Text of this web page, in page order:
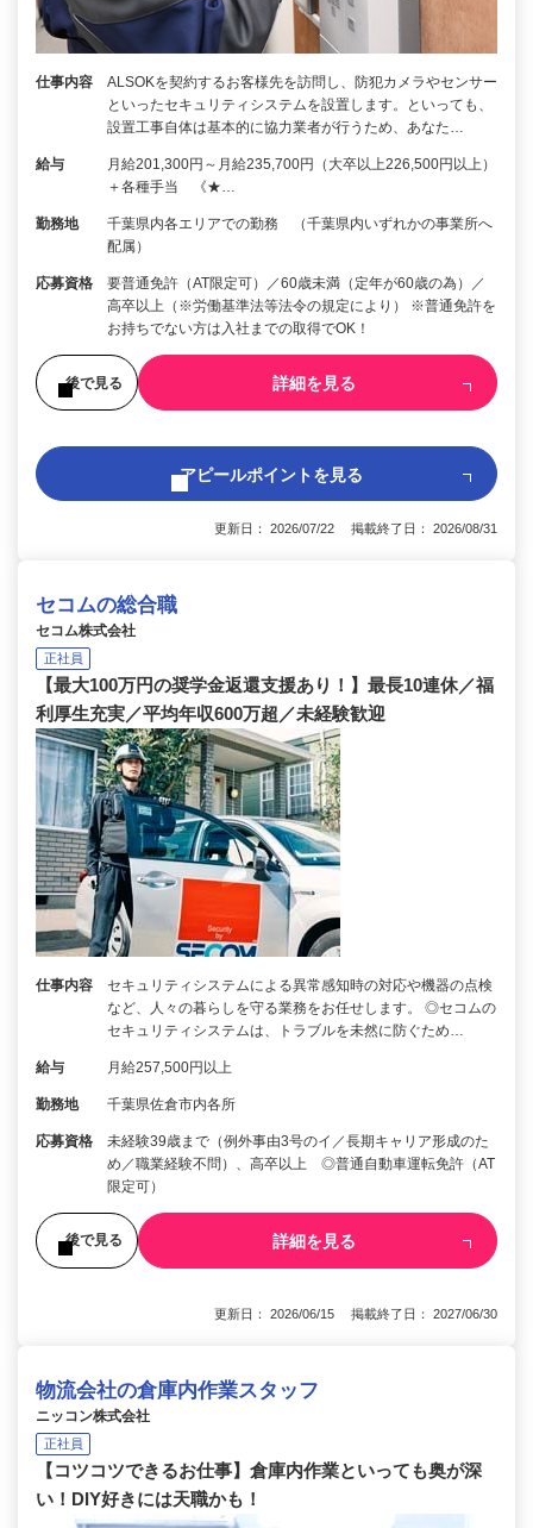
仕事内容
ALSOKを契約するお客様先を訪問し、防犯カメラやセンサー
といったセキュリティシステムを設置します。といっても、
設置工事自体は基本的に協力業者が行うため、あなた…
給与
月給201,300円～月給235,700円（大卒以上226,500円以上）
＋各種手当 《★…
勤務地
千葉県内各エリアでの勤務 （千葉県内いずれかの事業所へ
配属）
応募資格
要普通免許（AT限定可）／60歳未満（定年が60歳の為）／
高卒以上（※労働基準法等法令の規定により） ※普通免許を
お持ちでない方は入社までの取得でOK！
後で見る 詳細を見る
アピールポイントを見る
更新日： 2026/07/22 掲載終了日： 2026/08/31
セコムの総合職
セコム株式会社
正社員
【最大100万円の奨学金返還支援あり！】最長10連休／福
利厚生充実／平均年収600万超／未経験歓迎
仕事内容
セキュリティシステムによる異常感知時の対応や機器の点検
など、人々の暮らしを守る業務をお任せします。 ◎セコムの
セキュリティシステムは、トラブルを未然に防ぐため…
給与 月給257,500円以上
勤務地 千葉県佐倉市内各所
応募資格
未経験39歳まで（例外事由3号のイ／長期キャリア形成のた
め／職業経験不問）、高卒以上 ◎普通自動車運転免許（AT
限定可）
後で見る 詳細を見る
更新日： 2026/06/15 掲載終了日： 2027/06/30
物流会社の倉庫内作業スタッフ
ニッコン株式会社
正社員
【コツコツできるお仕事】倉庫内作業といっても奥が深
い！DIY好きには天職かも！